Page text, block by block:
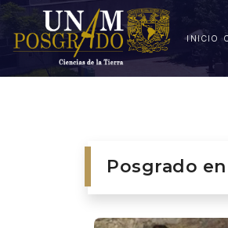
INICIO
Posgrado